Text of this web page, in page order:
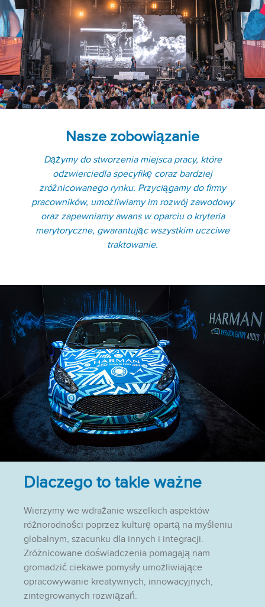
Nasze zobowiązanie
Dążymy do stworzenia miejsca pracy, które
odzwierciedla specyfikę coraz bardziej
zróżnicowanego rynku. Przyciągamy do firmy
pracowników, umożliwiamy im rozwój zawodowy
oraz zapewniamy awans w oparciu o kryteria
merytoryczne, gwarantując wszystkim uczciwe
traktowanie.
Dlaczego to takie ważne
Wierzymy we wdrażanie wszelkich aspektów
różnorodności poprzez kulturę opartą na myśleniu
globalnym, szacunku dla innych i integracji.
Zróżnicowane doświadczenia pomagają nam
gromadzić ciekawe pomysły umożliwiające
opracowywanie kreatywnych, innowacyjnych,
zintegrowanych rozwiązań.